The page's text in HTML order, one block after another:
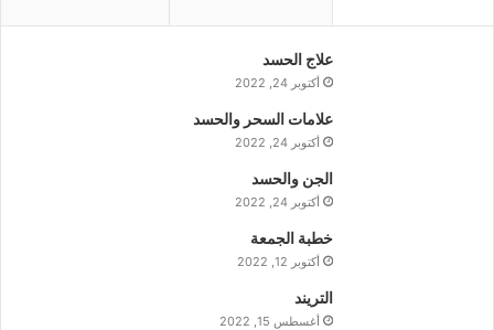
علاج الحسد
أكتوبر 24, 2022
علامات السحر والحسد
أكتوبر 24, 2022
الجن والحسد
أكتوبر 24, 2022
خطبة الجمعة
أكتوبر 12, 2022
التريند
أغسطس 15, 2022